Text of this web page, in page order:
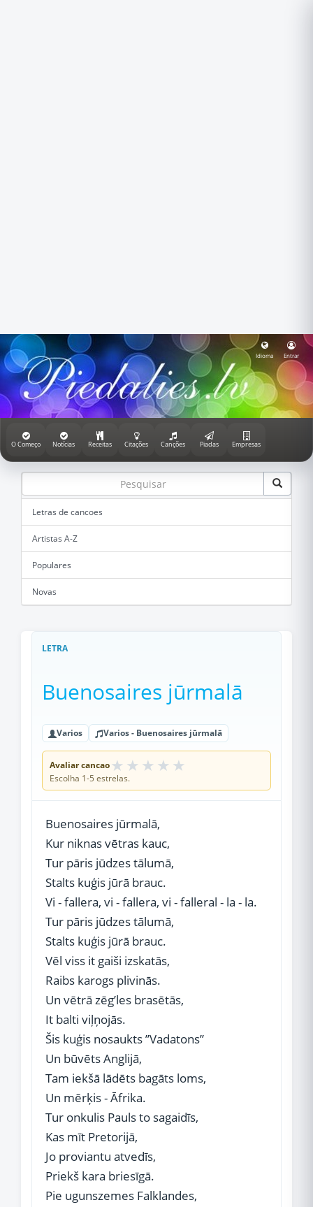
Idioma Entrar
O Começo Notícias Receitas Citações Canções Piadas Empresas
Letras de cancoes
Artistas A-Z
Populares
Novas
LETRA
Buenosaires jūrmalā
Varios Varios - Buenosaires jūrmalā
Avaliar cancao★ ★ ★ ★ ★
Escolha 1-5 estrelas.
Buenosaires jūrmalā,
Kur niknas vētras kauc,
Tur pāris jūdzes tālumā,
Stalts kuģis jūrā brauc.
Vi - fallera, vi - fallera, vi - falleral - la - la.
Tur pāris jūdzes tālumā,
Stalts kuģis jūrā brauc.
Vēl viss it gaiši izskatās,
Raibs karogs plivinās.
Un vētrā zēg’les brasētās,
It balti viļņojās.
Šis kuģis nosaukts ’’Vadatons’’
Un būvēts Anglijā,
Tam iekšā lādēts bagāts loms,
Un mērķis - Āfrika.
Tur onkulis Pauls to sagaidīs,
Kas mīt Pretorijā,
Jo proviantu atvedīs,
Priekš kara briesīgā.
Pie ugunszemes Falklandes,